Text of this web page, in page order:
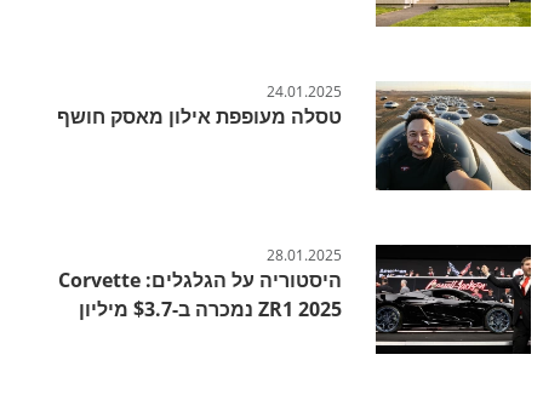
24.01.2025
טסלה מעופפת אילון מאסק חושף
28.01.2025
היסטוריה על הגלגלים: Corvette
ZR1 2025 נמכרה ב-$3.7 מיליון